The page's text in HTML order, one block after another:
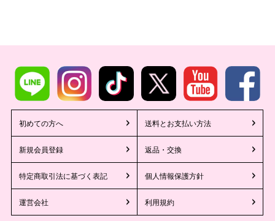
初めての方へ 送料とお支払い方法
新規会員登録 返品・交換
特定商取引法に基づく表記 個人情報保護方針
運営会社 利用規約